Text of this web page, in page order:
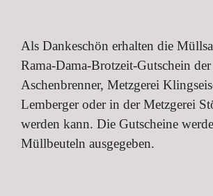
Als Dankeschön erhalten die
Rama-Dama-Brotzeit-Gutschein
Aschenbrenner, Metzgerei
Lemberger oder in der Metzgerei
werden kann. Die Gutscheine
Müllbeuteln ausgegeben.